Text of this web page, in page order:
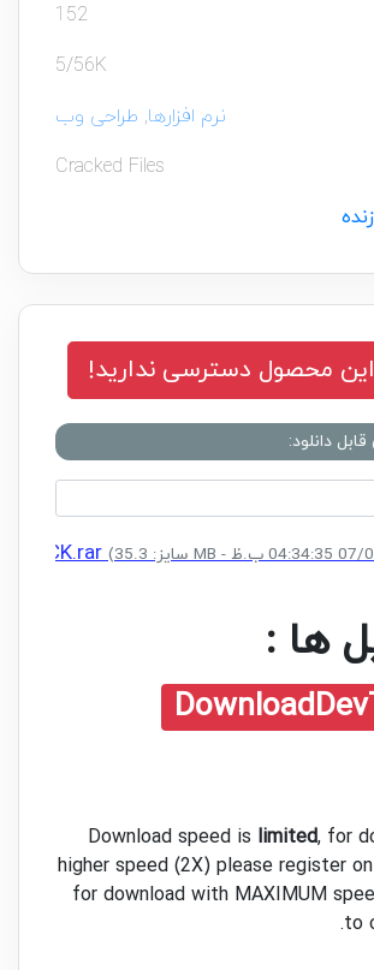
152
5/56K
نرم افزارها, طراحی وب
Cracked Files
محصول دسترسی ندارید!
دانلود:
ها :
Download speed is limited, for
higher speed (2X) please register
for download with MAXIMUM
to
.